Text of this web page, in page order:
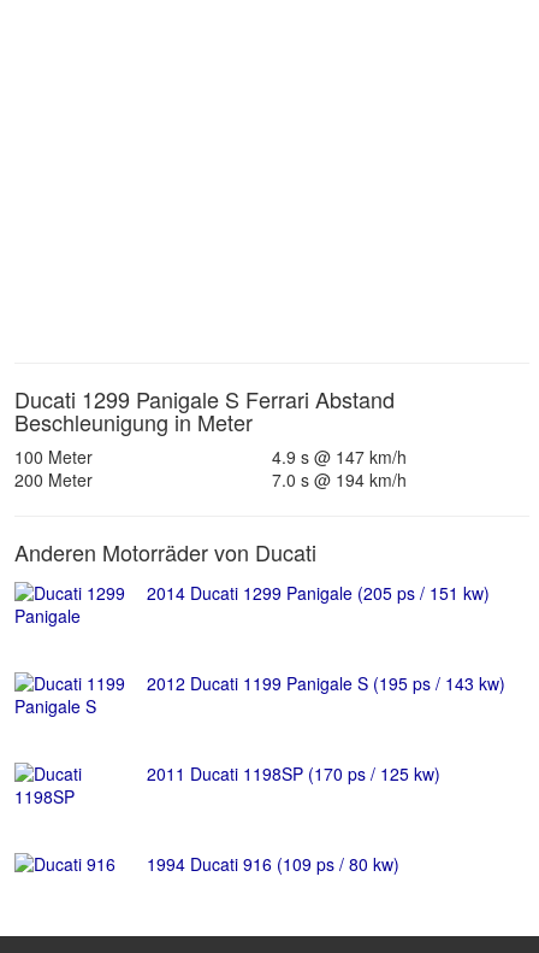
Ducati 1299 Panigale S Ferrari Abstand
Beschleunigung in Meter
100 Meter
4.9 s @ 147 km/h
200 Meter
7.0 s @ 194 km/h
Anderen Motorräder von Ducati
2014 Ducati 1299 Panigale (205 ps / 151 kw)
2012 Ducati 1199 Panigale S (195 ps / 143 kw)
2011 Ducati 1198SP (170 ps / 125 kw)
1994 Ducati 916 (109 ps / 80 kw)